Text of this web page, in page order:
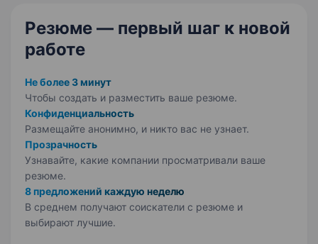
Резюме — первый шаг к новой
работе
Не более 3 минут
Чтобы создать и разместить ваше резюме.
Конфиденциальность
Размещайте анонимно, и никто вас не узнает.
Прозрачность
Узнавайте, какие компании просматривали ваше
резюме.
8 предложений каждую неделю
В среднем получают соискатели с резюме и
выбирают лучшие.